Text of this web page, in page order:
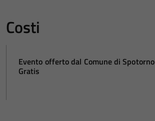
Costi
Evento offerto dal Comune di Spotorno
Gratis